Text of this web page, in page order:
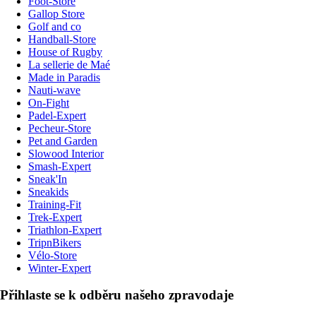
Gallop Store
Golf and co
Handball-Store
House of Rugby
La sellerie de Maé
Made in Paradis
Nauti-wave
On-Fight
Padel-Expert
Pecheur-Store
Pet and Garden
Slowood Interior
Smash-Expert
Sneak'In
Sneakids
Training-Fit
Trek-Expert
Triathlon-Expert
TripnBikers
Vélo-Store
Winter-Expert
Přihlaste se k odběru našeho zpravodaje